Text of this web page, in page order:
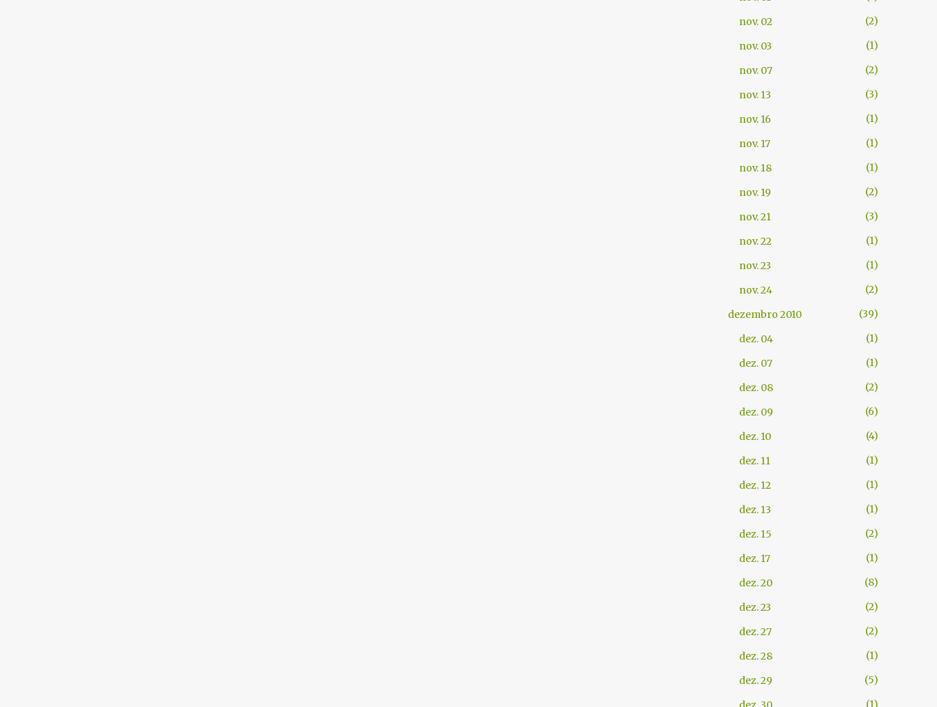
nov. 02
2
nov. 03
1
nov. 07
2
nov. 13
3
nov. 16
1
nov. 17
1
nov. 18
1
nov. 19
2
nov. 21
3
nov. 22
1
nov. 23
1
nov. 24
2
dezembro 2010
39
dez. 04
1
dez. 07
1
dez. 08
2
dez. 09
6
dez. 10
4
dez. 11
1
dez. 12
1
dez. 13
1
dez. 15
2
dez. 17
1
dez. 20
8
dez. 23
2
dez. 27
2
dez. 28
1
dez. 29
5
1